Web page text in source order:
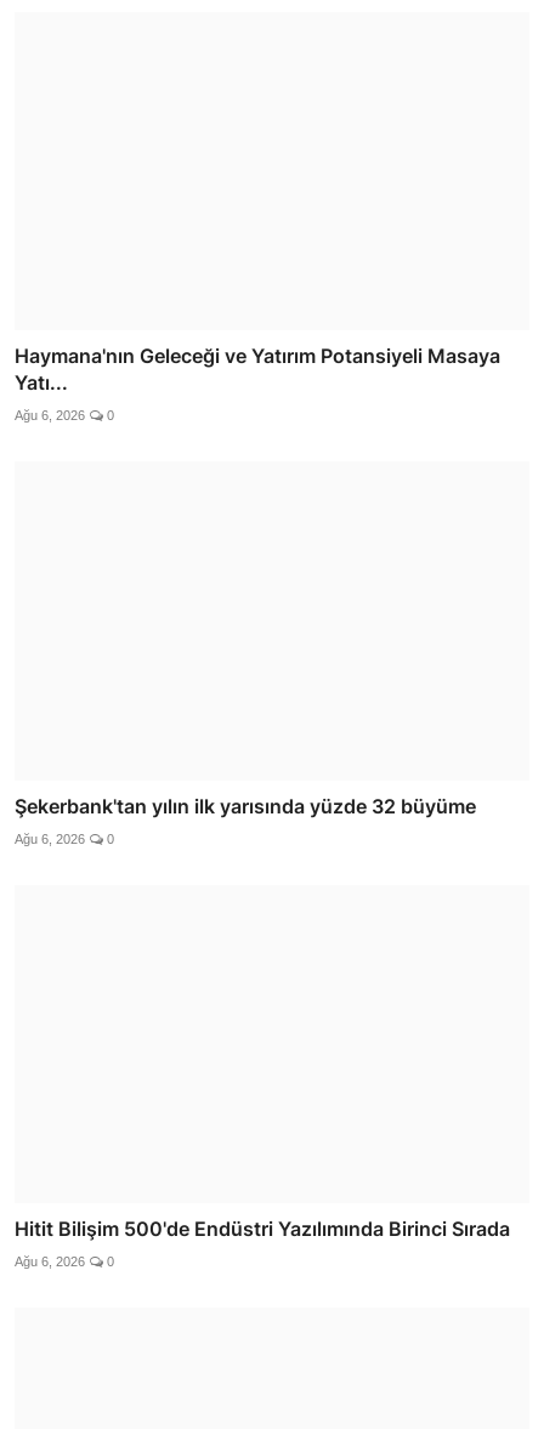
Haymana'nın Geleceği ve Yatırım Potansiyeli Masaya
Yatı...
Ağu 6, 2026 0
Şekerbank'tan yılın ilk yarısında yüzde 32 büyüme
Ağu 6, 2026 0
Hitit Bilişim 500'de Endüstri Yazılımında Birinci Sırada
Ağu 6, 2026 0